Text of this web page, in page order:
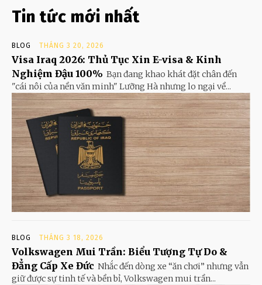
Tin tức mới nhất
BLOG THÁNG 3 20, 2026
Visa Iraq 2026: Thủ Tục Xin E-visa & Kinh
Nghiệm Đậu 100% Bạn đang khao khát đặt chân đến
"cái nôi của nền văn minh" Lưỡng Hà nhưng lo ngại về...
BLOG THÁNG 3 18, 2026
Volkswagen Mui Trần: Biểu Tượng Tự Do &
Đẳng Cấp Xe Đức Nhắc đến dòng xe “ăn chơi” nhưng vẫn
giữ được sự tinh tế và bền bỉ, Volkswagen mui trần...